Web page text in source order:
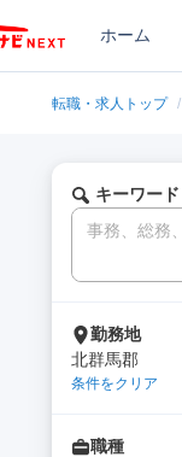
ホーム
転職・求人トップ /
キーワード
勤務地
北群馬郡
条件をクリア
職種